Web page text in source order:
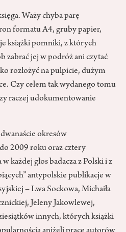
Waży chyba parę
formatu A4, gruby papier,
książki pomniki, z których
zabrać jej w podróż ani czytać
rozłożyć na pulpicie, dużym
Czy celem tak wydanego tomu
raczej udokumentowanie
okresów
2009 roku oraz cztery
każdej głos badacza z Polski i z
antypolskie publikacje w
– Lwa Sockowa, Michaiła
Jeleny Jakowlewej,
innych, których książki